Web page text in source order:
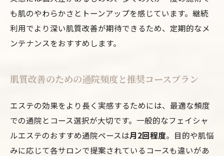
も肌のやわらかさとトーンアップを感じています。継続
利用でより深い肌質改善が期待できるため、定期的なメ
ンテナンスをおすすめします。
肌質改善のための通院頻度と推奨コースプラン
エステの効果をより長く実感するためには、最適な頻度
での通院とコース選択が大切です。一般的なフェイシャ
ルエステのおすすめ通院ペースは月2回程度。目的や肌悩
みに応じて各サロンで提案されているコースも違いがあ